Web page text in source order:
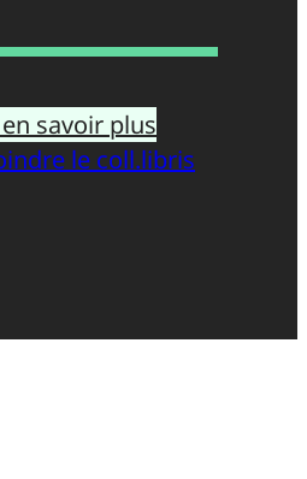
en savoir plus
le coll.libris